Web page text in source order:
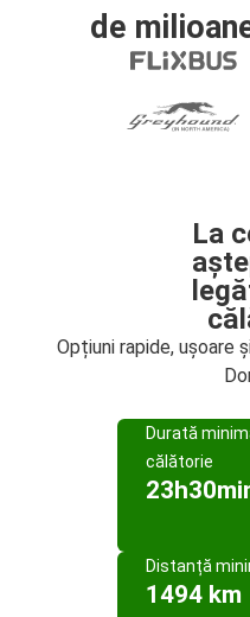
de
La
Opțiuni rapide, ușoare
Durată
călătorie
Distanță
1494 km